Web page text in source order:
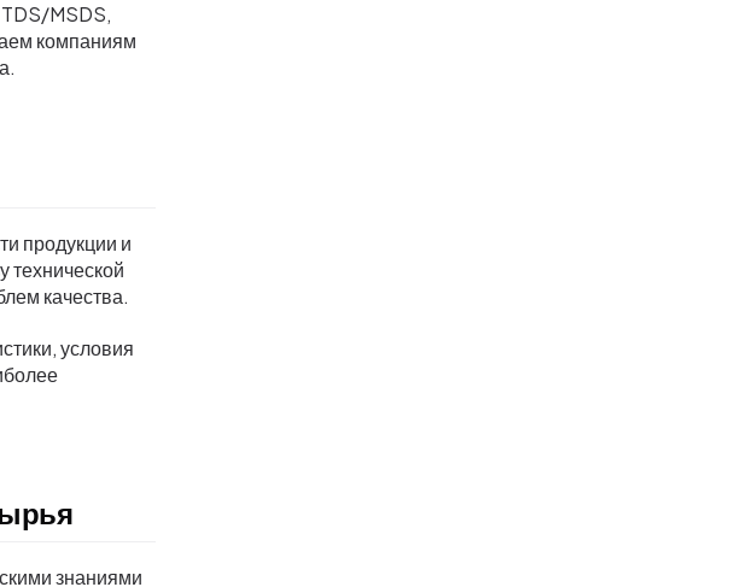
TDS/MSDS,
компаниям
продукции и
технической
качества.
условия
знаниями